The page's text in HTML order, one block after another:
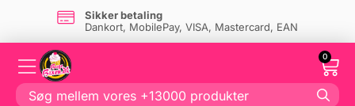
Sikker betaling
Dankort, MobilePay, VISA, Mastercard, EAN
0